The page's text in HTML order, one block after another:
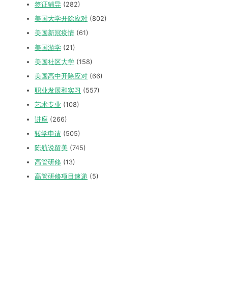
签证辅导 (282)
美国大学开除应对 (802)
美国新冠疫情 (61)
美国游学 (21)
美国社区大学 (158)
美国高中开除应对 (66)
职业发展和实习 (557)
艺术专业 (108)
讲座 (266)
转学申请 (505)
陈航说留美 (745)
高管研修 (13)
高管研修项目速递 (5)